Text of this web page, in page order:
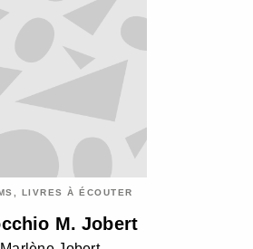
LIVRES À ÉCOUTER
M. Jobert